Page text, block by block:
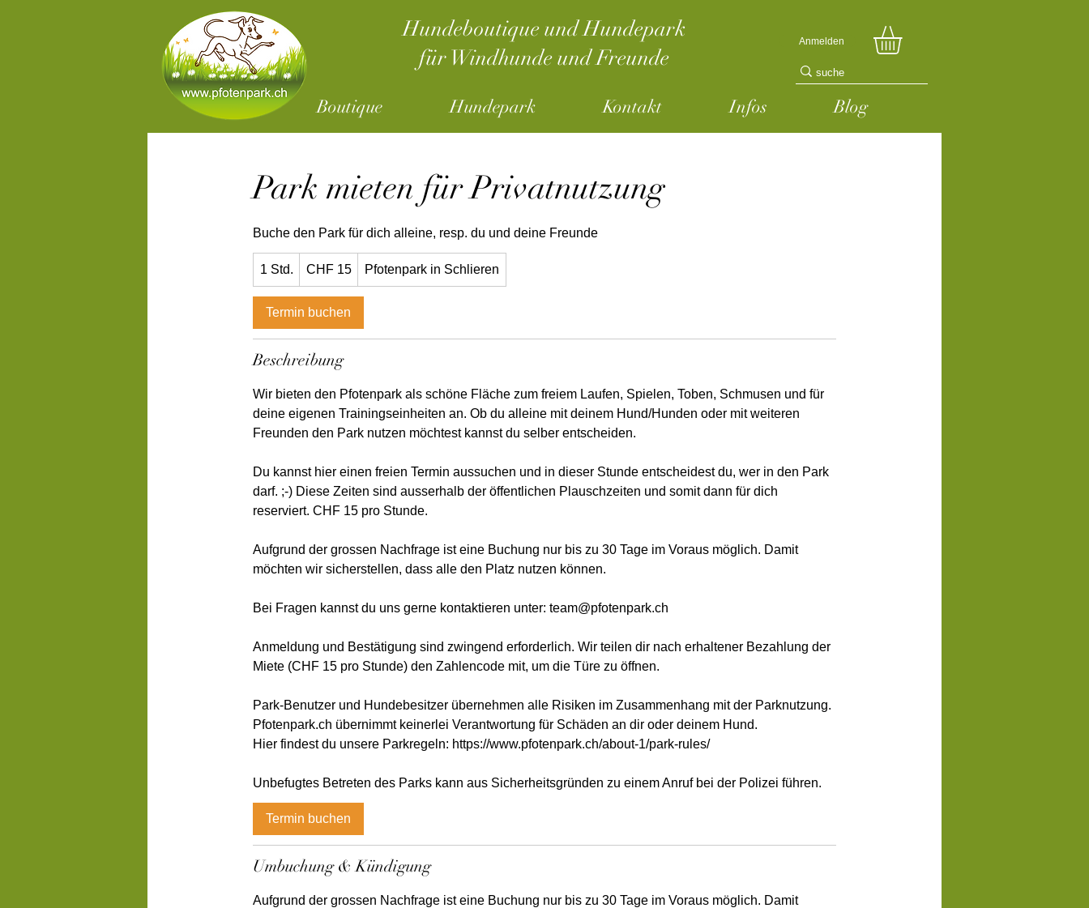
Hundeboutique und Hundepark
für Windhunde und Freunde
Anmelden
Boutique Hundepark Kontakt Infos Blog
Park mieten für Privatnutzung
Buche den Park für dich alleine, resp. du und deine Freunde
1 Std.
S
t
d
Schweizer
Franken
CHF 15 Pfotenpark in Schlieren
Termin buchen
Beschreibung
Wir bieten den Pfotenpark als schöne Fläche zum freiem Laufen, Spielen, Toben, Schmusen und für
deine eigenen Trainingseinheiten an. Ob du alleine mit deinem Hund/Hunden oder mit weiteren
Freunden den Park nutzen möchtest kannst du selber entscheiden.
Du kannst hier einen freien Termin aussuchen und in dieser Stunde entscheidest du, wer in den Park
darf. ;-) Diese Zeiten sind ausserhalb der öffentlichen Plauschzeiten und somit dann für dich
reserviert. CHF 15 pro Stunde.
Aufgrund der grossen Nachfrage ist eine Buchung nur bis zu 30 Tage im Voraus möglich. Damit
möchten wir sicherstellen, dass alle den Platz nutzen können.
Bei Fragen kannst du uns gerne kontaktieren unter: team@pfotenpark.ch
Anmeldung und Bestätigung sind zwingend erforderlich. Wir teilen dir nach erhaltener Bezahlung der
Miete (CHF 15 pro Stunde) den Zahlencode mit, um die Türe zu öffnen.
Park-Benutzer und Hundebesitzer übernehmen alle Risiken im Zusammenhang mit der Parknutzung.
Pfotenpark.ch übernimmt keinerlei Verantwortung für Schäden an dir oder deinem Hund.
Hier findest du unsere Parkregeln: https://www.pfotenpark.ch/about-1/park-rules/
Termin buchen
Umbuchung & Kündigung
Aufgrund der grossen Nachfrage ist eine Buchung nur bis zu 30 Tage im Voraus möglich. Damit